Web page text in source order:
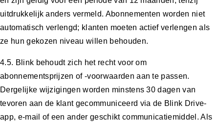
uitdrukkelijk anders vermeld. Abonnementen worden niet
automatisch verlengd; klanten moeten actief verlengen als
ze hun gekozen niveau willen behouden.
4.5. Blink behoudt zich het recht voor om
abonnementsprijzen of -voorwaarden aan te passen.
Dergelijke wijzigingen worden minstens 30 dagen van
tevoren aan de klant gecommuniceerd via de Blink Drive-
app, e-mail of een ander geschikt communicatiemiddel. Als